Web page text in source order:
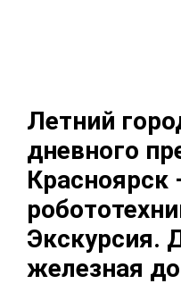
Летний
дневного
Красноярск
Экскурсия.
железная